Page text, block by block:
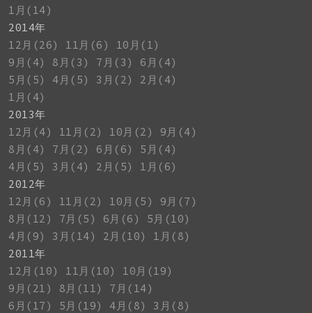
1月(14)
2014年
12月(26)
11月(6)
10月(1)
9月(4)
8月(3) 7月(3)
6月(4)
5月(5)
4月(5) 3月(2)
2月(4)
1月(4)
2013年
12月(4)
11月(2) 10月(2)
9月(4)
8月(4)
7月(2) 6月(6)
5月(4)
4月(5)
3月(4) 2月(5)
1月(6)
2012年
12月(6)
11月(2) 10月(5)
9月(7)
8月(12)
7月(5) 6月(6)
5月(10)
4月(9)
3月(14) 2月(10)
1月(8)
2011年
12月(10)
11月(10)
10月(19)
9月(21)
8月(11)
7月(14)
6月(17)
5月(19) 4月(8)
3月(8)